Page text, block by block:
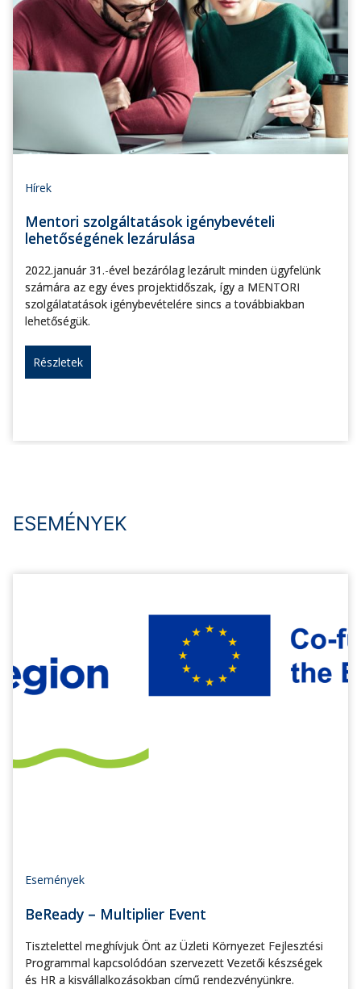
Hírek
Mentori szolgáltatások igénybevételi
lehetőségének lezárulása
2022.január 31.-ével bezárólag lezárult minden ügyfelünk
számára az egy éves projektidőszak, így a MENTORI
szolgálatatások igénybevételére sincs a továbbiakban
lehetőségük.
Részletek
ESEMÉNYEK
Események
BeReady – Multiplier Event
Tisztelettel meghívjuk Önt az Üzleti Környezet Fejlesztési
Programmal kapcsolódóan szervezett Vezetői készségek
és HR a kisvállalkozásokban című rendezvényünkre.